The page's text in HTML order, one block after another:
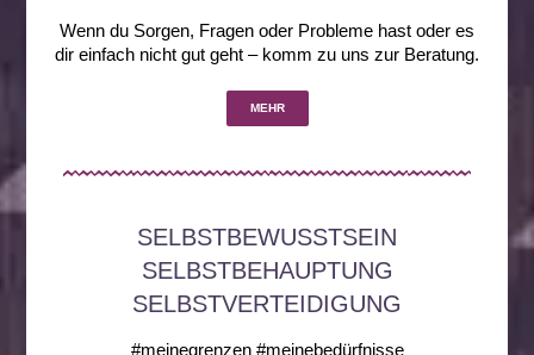
Wenn du Sorgen, Fragen oder Probleme hast oder es
dir einfach nicht gut geht – komm zu uns zur Beratung.
MEHR
SELBSTBEWUSSTSEIN
SELBSTBEHAUPTUNG
SELBSTVERTEIDIGUNG
#meinegrenzen #meinebedürfnisse